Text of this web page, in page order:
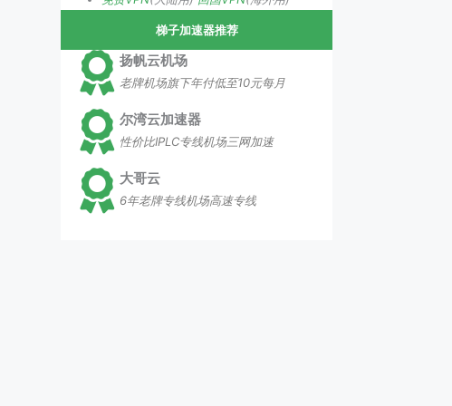
梯子加速器推荐
扬帆云机场
老牌机场旗下年付低至10元每月
尔湾云加速器
性价比IPLC专线机场三网加速
大哥云
6年老牌专线机场高速专线